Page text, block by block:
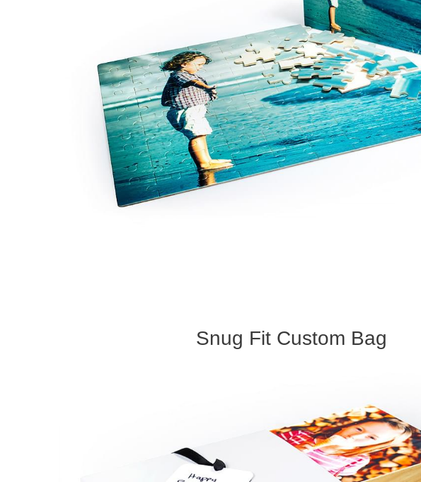
Snug Fit Custom Bag